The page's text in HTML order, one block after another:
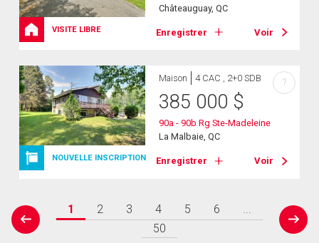
VISITE LIBRE
Châteauguay, QC
Enregistrer Voir
NOUVELLE INSCRIPTION
Maison 4 CAC , 2+0 SDB
385 000 $
90a - 90b Rg Ste-Madeleine
La Malbaie, QC
Enregistrer Voir
?
prev
1 2 3 4 5 6
50
next